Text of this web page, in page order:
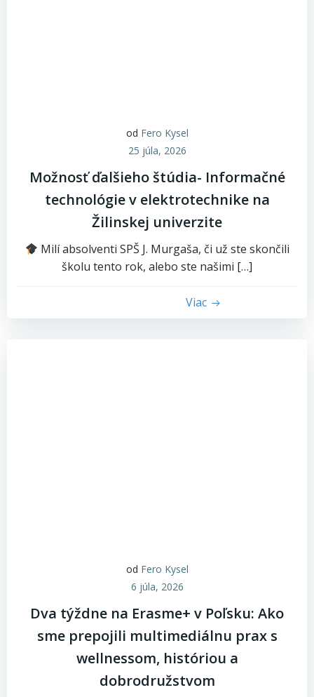
od Fero Kysel
25 júla, 2026
Možnosť ďalšieho štúdia- Informačné
technológie v elektrotechnike na
Žilinskej univerzite
Milí absolventi SPŠ J. Murgaša, či už ste skončili
školu tento rok, alebo ste našimi […]
Viac
od Fero Kysel
6 júla, 2026
Dva týždne na Erasme+ v Poľsku: Ako
sme prepojili multimediálnu prax s
wellnessom, históriou a
dobrodružstvom